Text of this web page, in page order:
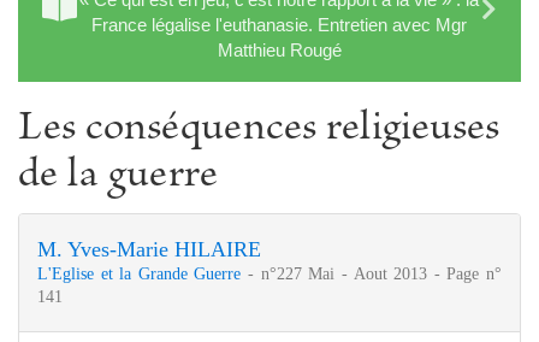
France légalise l'euthanasie. Entretien avec Mgr
Matthieu Rougé
Les conséquences religieuses
de la guerre
M. Yves-Marie HILAIRE
L'Eglise et la Grande Guerre- n°227 Mai - Aout 2013 - Page n°
141